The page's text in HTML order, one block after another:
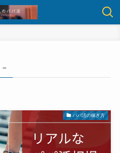
–
パパ活の稼ぎ方